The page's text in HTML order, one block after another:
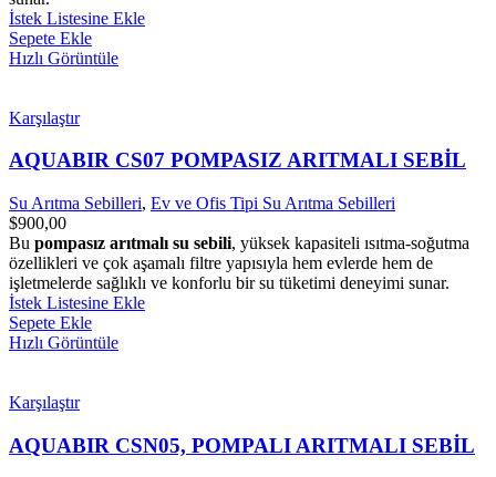
İstek Listesine Ekle
Sepete Ekle
Hızlı Görüntüle
Karşılaştır
AQUABIR CS07 POMPASIZ ARITMALI SEBİL
Su Arıtma Sebilleri, Ev ve Ofis Tipi Su Arıtma Sebilleri
$900,00
Bu pompasız arıtmalı su sebili, yüksek kapasiteli ısıtma-soğutma
özellikleri ve çok aşamalı filtre yapısıyla hem evlerde hem de
işletmelerde sağlıklı ve konforlu bir su tüketimi deneyimi sunar.
İstek Listesine Ekle
Sepete Ekle
Hızlı Görüntüle
Karşılaştır
AQUABIR CSN05, POMPALI ARITMALI SEBİL